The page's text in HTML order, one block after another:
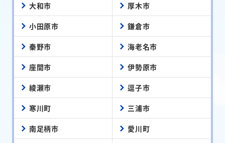
大和市 厚木市
小田原市 鎌倉市
秦野市 海老名市
座間市 伊勢原市
綾瀬市 逗子市
寒川町 三浦市
南足柄市 愛川町